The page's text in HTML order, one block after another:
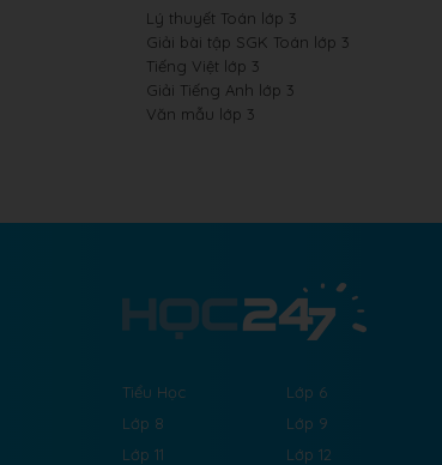
Lý thuyết Toán lớp 3
Giải bài tập SGK Toán lớp 3
Tiếng Việt lớp 3
Giải Tiếng Anh lớp 3
Văn mẫu lớp 3
Tiểu Học Lớp 6
Lớp 8
Lớp 9
Lớp 11
Lớp 12